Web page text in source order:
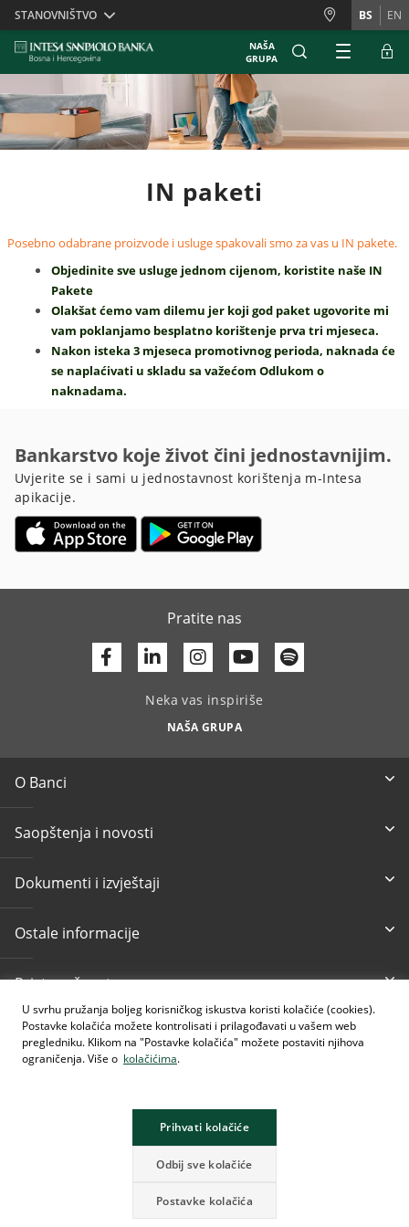
U svrhu pružanja boljeg korisničkog iskustva koristi kolačiće (cookies).
Postavke kolačića možete kontrolisati i prilagođavati u vašem web
pregledniku. Klikom na "Postavke kolačića" možete postaviti njihova
ograničenja. Više o kolačićima.
Prihvati kolačiće
Odbij sve kolačiće
Postavke kolačića
Skiplinks
STANOVNIŠTVO BS EN
NAŠA
GRUPA
IN paketi
Posebno odabrane proizvode i usluge spakovali smo za vas u IN pakete.
Objedinite sve usluge jednom cijenom, koristite naše IN
Pakete
Olakšat ćemo vam dilemu jer koji god paket ugovorite mi
vam poklanjamo besplatno korištenje prva tri mjeseca.
Nakon isteka 3 mjeseca promotivnog perioda, naknada će
se naplaćivati u skladu sa važećom Odlukom o
naknadama.
Bankarstvo koje život čini jednostavnijim.
Uvjerite se i sami u jednostavnost korištenja m-Intesa
apikacije.
Pratite nas
Facebook
Linkedin Youtube
Neka vas inspiriše
NAŠA GRUPA
O Banci
Saopštenja i novosti
Dokumenti i izvještaji
Ostale informacije
Pristupačnost
Besplatni info telefon
080 020 307
E-mail
info@intesasanpaolobanka.b